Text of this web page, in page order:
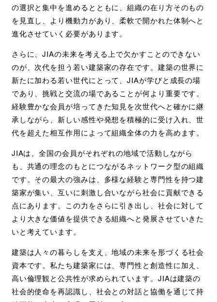
の選択と集中を進めるとともに、組織の在り方そのもの
を見直し、より機動力があり、柔軟で開かれた体制へと
進化させていく必要があります。
さらに、JIAの未来を考える上で欠かすことのできない
のが、次代を担う若い建築家の存在です。建築の世界に
新たに加わる若い世代にとって、JIAが学びと成長の場
であり、挑戦と交流の場であることが何より重要です。
経験豊かな会員が培ってきた知見を次世代へと確かに継
承しながら、新しい感性や発想を積極的に受け入れ、世
代を超えた相互作用によって組織全体の力を高めます。
JIAは、全国の会員がそれぞれの地域で活動しながら
も、共通の理念のもとにつながるネットワーク型の組織
です。その最大の強みは、多様な経験と専門性を持つ建
築家が集い、互いに刺激し合いながら社会に貢献できる
点にあります。この力をさらに引き出し、社会に対して
より大きな価値を提供できる組織へと発展させていきた
いと考えています。
建築は人々の暮らしを支え、地域の未来を形づくる社会
資本です。私たち建築家には、専門性と創造性に加え、
高い倫理観と公共性が求められています。JIAは建築の
社会的使命を再認識し、社会との対話と協働を通じて持